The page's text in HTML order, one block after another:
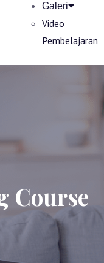
Galeri
Video
Pembelajaran
Course